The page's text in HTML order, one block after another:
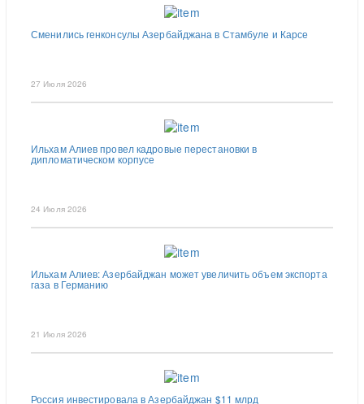
Сменились генконсулы Азербайджана в Стамбуле и Карсе
27 Июля 2026
Ильхам Алиев провел кадровые перестановки в
дипломатическом корпусе
24 Июля 2026
Ильхам Алиев: Азербайджан может увеличить объем экспорта
газа в Германию
21 Июля 2026
Россия инвестировала в Азербайджан $11 млрд